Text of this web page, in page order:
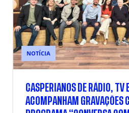
NOTÍCIA
CASPERIANOS DE RÁDIO, TV
ACOMPANHAM GRAVAÇÕES